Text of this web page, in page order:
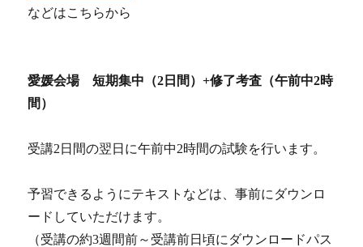
などはこちらから
愛媛会場 短期集中（2日間）+修了考査（午前中2時
間）
受講2日間の翌日に午前中2時間の試験を行います。
予習できるようにテキストなどは、事前にダウンロ
ードしていただけます。
（受講の約3週間前～受講前日頃にダウンロードパス